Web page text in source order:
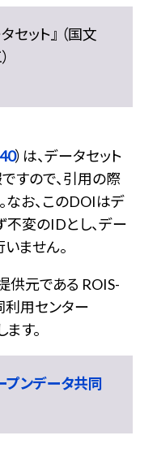
セット』 （国文
）は、データセット
すので、引用の際
なお、このDOIはデ
不変のIDとし、デー
ません。
供元である ROIS-
利用センター
す。
プンデータ共同